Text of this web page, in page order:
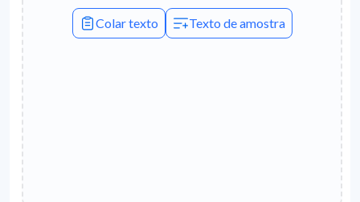
Colar texto Texto de amostra